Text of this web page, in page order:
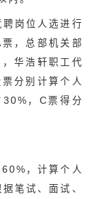
岗位人选进行
，总部机关部
华浩轩职工代
分别计算个人
，C票得分
，计算个人
笔试、面试、